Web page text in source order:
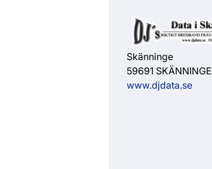
Skänninge
59691 SKÄNNINGE
www.djdata.se